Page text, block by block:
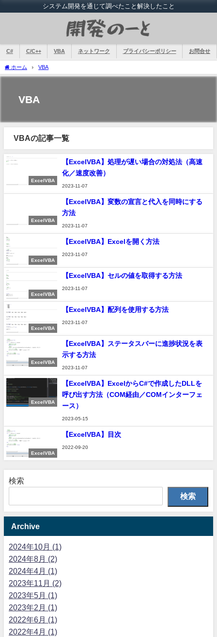
システム開発を通じて調べたこと解決したこと
C# C/C++ VBA ネットワーク プライバシーポリシー お問合せ
ホーム VBA
VBA
VBAの記事一覧
ExcelVBA
【ExcelVBA】処理が遅い場合の対処法（高速
化／速度改善）
2023-11-07
ExcelVBA
【ExcelVBA】変数の宣言と代入を同時にする
方法
2023-11-07
ExcelVBA
【ExcelVBA】Excelを開く方法
2023-11-07
ExcelVBA
【ExcelVBA】セルの値を取得する方法
2023-11-07
ExcelVBA
【ExcelVBA】配列を使用する方法
2023-11-07
ExcelVBA
【ExcelVBA】ステータスバーに進捗状況を表
示する方法
2023-11-07
ExcelVBA
【ExcelVBA】ExcelからC#で作成したDLLを
呼び出す方法（COM経由／COMインターフェ
ース）
2023-05-15
ExcelVBA
【ExcelVBA】目次
2022-09-20
検索
検索
Archive
2024年10月 (1)
2024年8月 (2)
2024年4月 (1)
2023年11月 (2)
2023年5月 (1)
2023年2月 (1)
2022年6月 (1)
2022年4月 (1)